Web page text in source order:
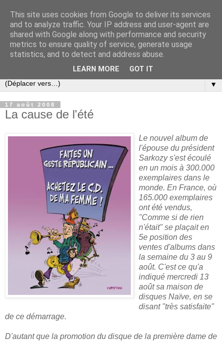
Slovar les Nouvelles
Blog citoyen d'informations, de décryptages et de
commentaires depuis 2005
▼
17 août 2008
La cause de l'été
Le nouvel album de
l'épouse du président
Sarkozy s'est écoulé
en un mois à 300.000
exemplaires dans le
monde. En France, où
165.000 exemplaires
ont été vendus,
"Comme si de rien
n'était" se plaçait en
5e position des
ventes d'albums dans
la semaine du 3 au 9
août. C'est ce qu'a
indiqué mercredi 13
août sa maison de
disques Naïve, en se
disant "très satisfaite"
de ce démarrage.
D'autant que la promotion du disque de la première dame de
This site uses cookies from Google to deliver its services
and to analyze traffic. Your IP address and user-agent are
shared with Google along with performance and security
metrics to ensure quality of service, generate usage
statistics, and to detect and address abuse.
LEARN MORE GOT IT